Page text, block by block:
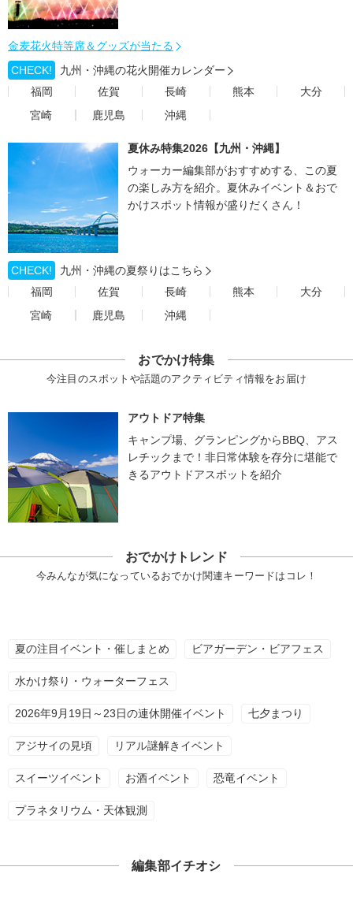
金麦花火特等席＆グッズが当たる
CHECK!
九州・沖縄の花火開催カレンダー
福岡
佐賀 長崎 熊本
大分
宮崎
鹿児島 沖縄
夏休み特集2026【九州・沖縄】
ウォーカー編集部がおすすめする、この夏
の楽しみ方を紹介。夏休みイベント＆おで
かけスポット情報が盛りだくさん！
CHECK!
九州・沖縄の夏祭りはこちら
福岡
佐賀 長崎 熊本
大分
宮崎
鹿児島 沖縄
おでかけ特集
今注目のスポットや話題のアクティビティ情報をお届け
アウトドア特集
キャンプ場、グランピングからBBQ、アス
レチックまで！非日常体験を存分に堪能で
きるアウトドアスポットを紹介
おでかけトレンド
今みんなが気になっているおでかけ関連キーワードはコレ！
夏の注目イベント・催しまとめ ビアガーデン・ビアフェス
水かけ祭り・ウォーターフェス
2026年9月19日～23日の連休開催イベント 七夕まつり
アジサイの見頃 リアル謎解きイベント
スイーツイベント お酒イベント 恐竜イベント
プラネタリウム・天体観測
編集部イチオシ